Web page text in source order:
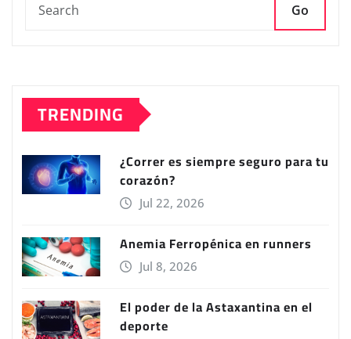
Go
TRENDING
¿Correr es siempre seguro para tu
corazón?
Jul 22, 2026
Anemia Ferropénica en runners
Jul 8, 2026
El poder de la Astaxantina en el
deporte